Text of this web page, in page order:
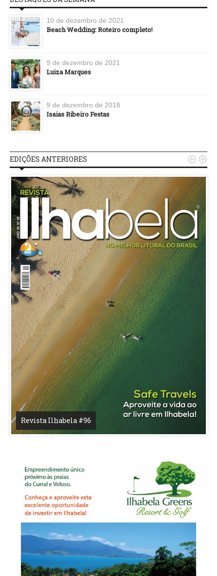
10 de dezembro de 2021
Beach Wedding: Roteiro completo!
9 de dezembro de 2021
Luiza Marques
9 de dezembro de 2018
Isaias Ribeiro Festas
EDIÇÕES ANTERIORES
Revista Ilhabela #96
 